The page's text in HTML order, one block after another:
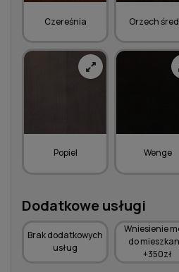
Czereśnia Orzech
Popiel Wenge
Dodatkowe usługi
Brak dodatkowych
usług
Wniesienie
do
+350zł